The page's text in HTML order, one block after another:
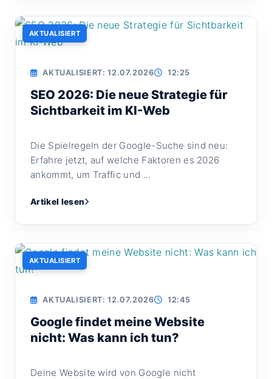
AKTUALISIERT
AKTUALISIERT: 12.07.2026 12:25
SEO 2026: Die neue Strategie für
Sichtbarkeit im KI-Web
Die Spielregeln der Google-Suche sind neu:
Erfahre jetzt, auf welche Faktoren es 2026
ankommt, um Traffic und ...
Artikel lesen
AKTUALISIERT
AKTUALISIERT: 12.07.2026 12:45
Google findet meine Website
nicht: Was kann ich tun?
Deine Website wird von Google nicht